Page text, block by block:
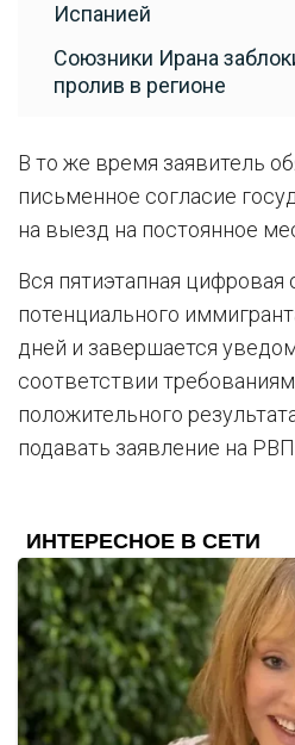
Испанией
Союзники Ирана
пролив в регионе
В то же время заявитель
письменное согласие
на выезд на постоянное
Вся пятиэтапная цифровая
потенциального
дней и завершается
соответствии
положительного
подавать заявление на РВП.